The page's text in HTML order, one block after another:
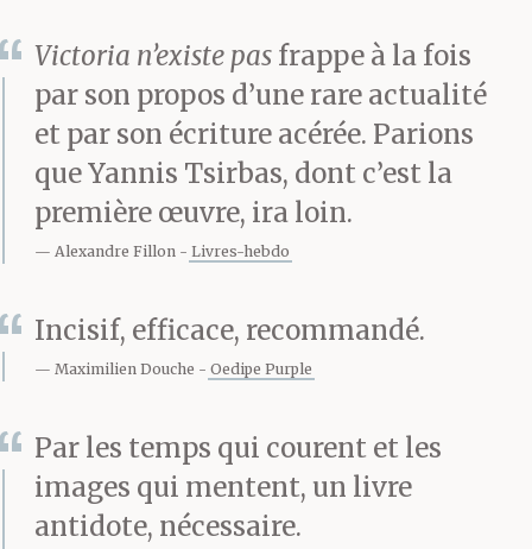
contact. T’as donné
deux-trois coups
d’accélérateur pour faire
chauffer le moteur, et
t’es parti en faisant
un burn. T’as aussi
allumé le gyrophare et
mis la sirène à fond.
T’as tourné à droite
dans la rue Acharnon,
Victoria n’existe pas frappe à la fois
par son propos d’une rare actualité
et par son écriture acérée. Parions
que Yannis Tsirbas, dont c’est la
première œuvre, ira loin.
Alexandre Fillon Livres-hebdo
Incisif, efficace, recommandé.
Maximilien Douche Oedipe Purple
Par les temps qui courent et les
images qui mentent, un livre
antidote, nécessaire.